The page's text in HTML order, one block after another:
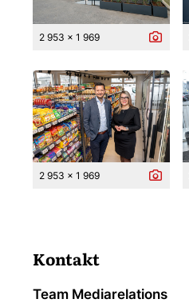
2 953 x 1 969
2 953 x 1 969
Kontakt
Team Mediarelations